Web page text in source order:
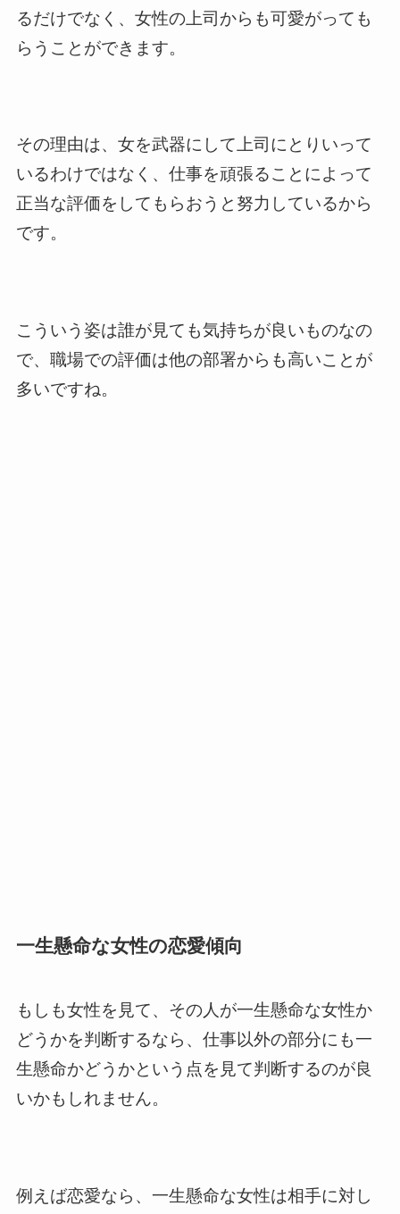
るだけでなく、女性の上司からも可愛がっても
らうことができます。
その理由は、女を武器にして上司にとりいって
いるわけではなく、仕事を頑張ることによって
正当な評価をしてもらおうと努力しているから
です。
こういう姿は誰が見ても気持ちが良いものなの
で、職場での評価は他の部署からも高いことが
多いですね。
一生懸命な女性の恋愛傾向
もしも女性を見て、その人が一生懸命な女性か
どうかを判断するなら、仕事以外の部分にも一
生懸命かどうかという点を見て判断するのが良
いかもしれません。
例えば恋愛なら、一生懸命な女性は相手に対し